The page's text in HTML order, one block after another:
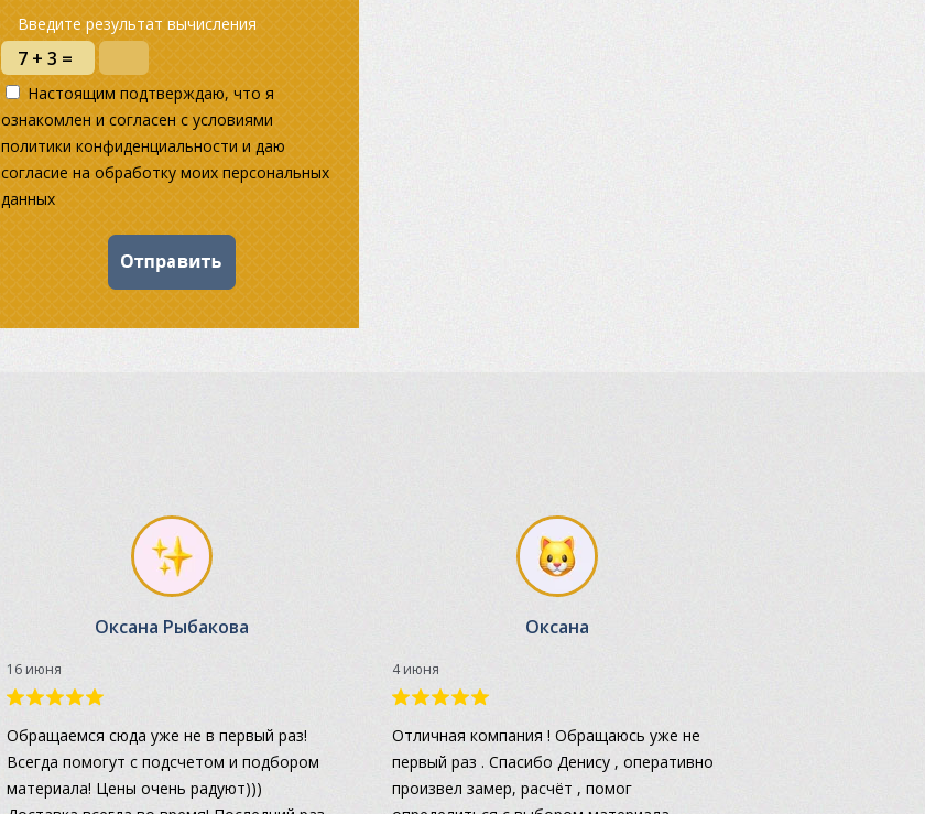
Введите результат вычисления
Настоящим подтверждаю, что я
ознакомлен и согласен с условиями
политики конфиденциальности и даю
согласие на обработку моих персональных
данных
Оксана Рыбакова
16 июня
Обращаемся сюда уже не в первый раз!
Всегда помогут с подсчетом и подбором
материала! Цены очень радуют)))
Оксана
4 июня
Отличная компания ! Обращаюсь уже не
первый раз . Спасибо Денису , оперативно
произвел замер, расчёт , помог